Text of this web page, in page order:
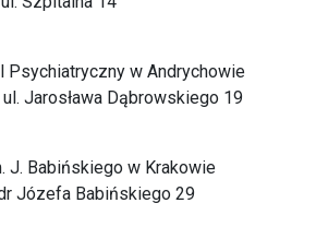
Psychiatryczny w Andrychowie
Jarosława Dąbrowskiego 19
J. Babińskiego w Krakowie
Józefa Babińskiego 29